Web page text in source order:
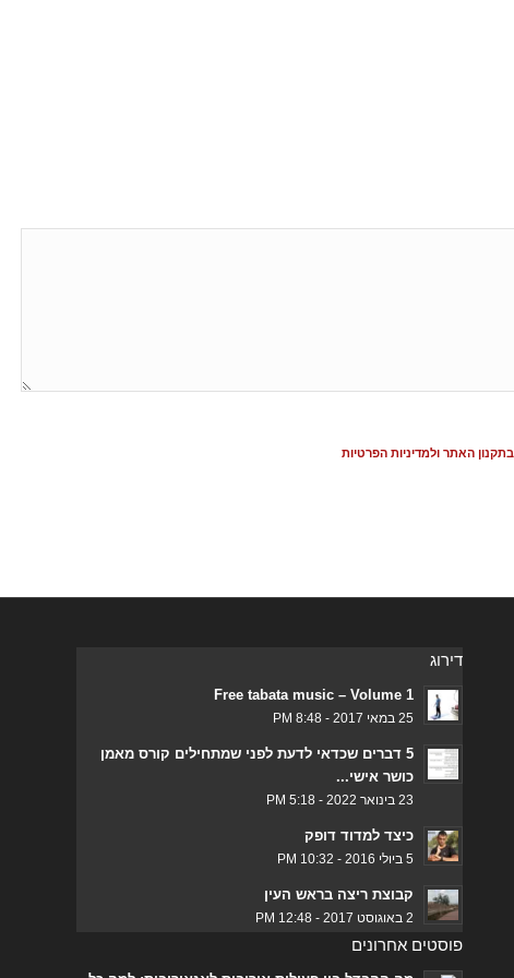
בתקנון האתר ולמדיניות הפרטיות
דירוג
Free tabata music – Volume 1
25 במאי 2017 - 8:48 PM
5 דברים שכדאי לדעת לפני שמתחילים קורס מאמן
כושר אישי...
23 בינואר 2022 - 5:18 PM
כיצד למדוד דופק
5 ביולי 2016 - 10:32 PM
קבוצת ריצה בראש העין
2 באוגוסט 2017 - 12:48 PM
פוסטים אחרונים